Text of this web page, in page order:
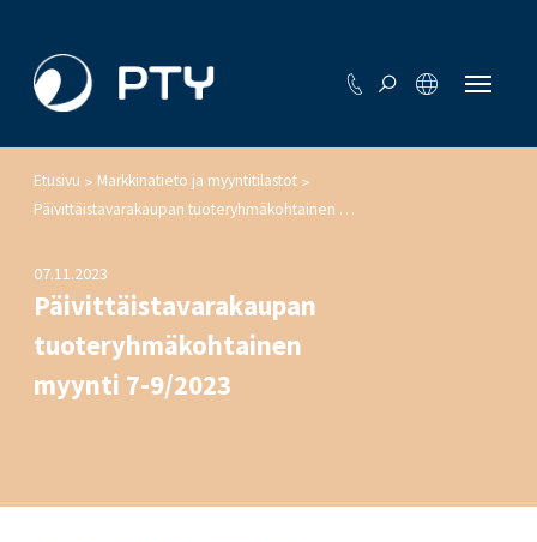
Etusivu > Markkinatieto ja myyntitilastot >
Päivittäistavarakaupan tuoteryhmäkohtainen myynti 7-9/2023
07.11.2023
Päivittäistavarakaupan
tuoteryhmäkohtainen
myynti 7-9/2023